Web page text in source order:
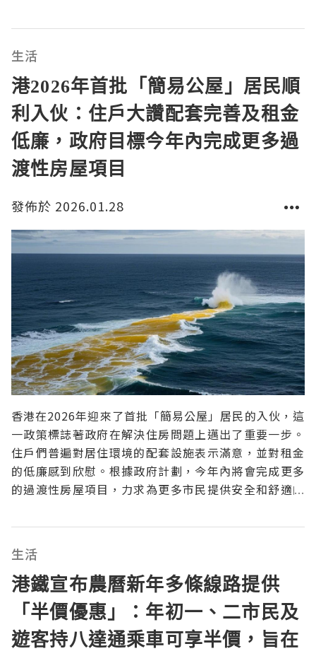
水晶車廂」以其透明且象徵性強的設計理念吸引遊客目
讓每位搭
生活
港2026年首批「簡易公屋」居民順
利入伙：住戶大讚配套完善及租金
低廉，政府目標今年內完成更多過
渡性房屋項目
發佈於 2026.01.28
香港在2026年迎來了首批「簡易公屋」居民的入伙，這
一政策標誌著政府在解決住房問題上邁出了重要一步。
住戶們普遍對居住環境的配套設施表示滿意，並對租金
的低廉感到欣慰。根據政府計劃，今年內將會完成更多
的過渡性房屋項目，力求為更多市民提供安全和舒適的
「簡易公屋」是為了解決香港日益嚴重的住房問題而推
高，旨在為那
生活
港鐵宣布農曆新年多條線路提供
「半價優惠」：年初一、二市民及
遊客持八達通乘車可享半價，旨在